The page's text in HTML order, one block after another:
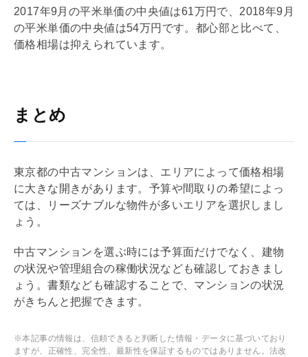
2017年9月の平米単価の中央値は61万円で、2018年9月
の平米単価の中央値は54万円です。都心部と比べて、
価格相場は抑えられています。
まとめ
東京都の中古マンションは、エリアによって価格相場
に大きな開きがあります。予算や間取りの希望によっ
ては、リーズナブルな物件が多いエリアを選択しまし
ょう。
中古マンションを選ぶ時には予算面だけでなく、建物
の状況や管理組合の稼働状況なども確認しておきまし
ょう。書類なども確認することで、マンションの状況
がきちんと把握できます。
※本記事の情報は、信頼できると判断した情報・データに基づいており
ますが、正確性、完全性、最新性を保証するものではありません。法改